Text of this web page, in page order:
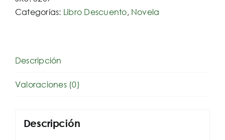
Categorías: Libro Descuento, Novela
Descripción
Valoraciones (0)
Descripción